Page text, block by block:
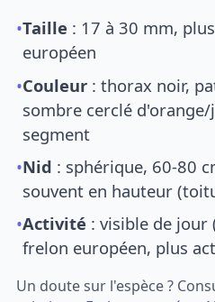
•Taille : 17 à 30 mm,
européen
•Couleur : thorax noir,
sombre cerclé d'orange/
segment
•Nid : sphérique, 60-80
souvent en hauteur
•Activité : visible de
frelon européen, plus
Un doute sur l'espèce ?